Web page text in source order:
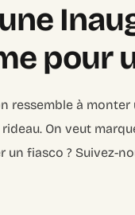
pour
ressemble à
On veut
fiasco ? Suivez-